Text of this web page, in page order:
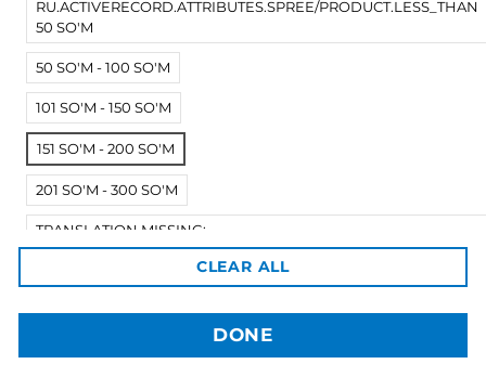
RU.ACTIVERECORD.ATTRIBUTES.SPREE/PRODUCT.LESS_THAN
50 SO'M
50 SO'M - 100 SO'M
101 SO'M - 150 SO'M
151 SO'M - 200 SO'M
201 SO'M - 300 SO'M
TRANSLATION MISSING:
RU.ACTIVERECORD.ATTRIBUTES.SPREE/PRODUCT.MORE_THAN
CLEAR ALL
DONE
3dBozor.uz
метро Мирзо Улугбек, трц. Бунедкор / 44
Телеграм:
Для звонков
Электронная почта: info@3dbozor.uz
Powered by